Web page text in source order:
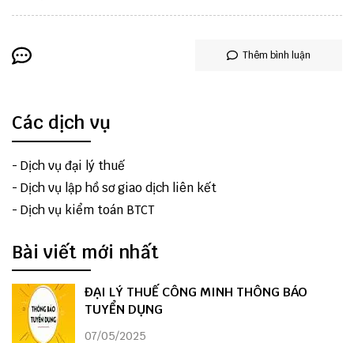
Thêm bình luận
Các dịch vụ
- Dịch vụ đại lý thuế
- Dịch vụ lập hồ sơ giao dịch liên kết
- Dịch vụ kiểm toán BTCT
Bài viết mới nhất
ĐẠI LÝ THUẾ CÔNG MINH THÔNG BÁO
TUYỂN DỤNG
07/05/2025